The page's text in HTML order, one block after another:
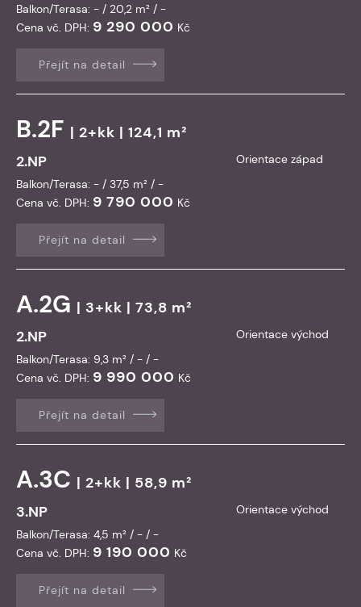
Balkon/Terasa: - / 20,2 m² / -
Cena vč. DPH: 9 290 000 Kč
Přejít na detail
B.2F | 2+kk | 124,1 m²
2.NP
Orientace západ
Balkon/Terasa: - / 37,5 m² / -
Cena vč. DPH: 9 790 000 Kč
Přejít na detail
A.2G | 3+kk | 73,8 m²
2.NP
Orientace východ
Balkon/Terasa: 9,3 m² / - / -
Cena vč. DPH: 9 990 000 Kč
Přejít na detail
A.3C | 2+kk | 58,9 m²
3.NP
Orientace východ
Balkon/Terasa: 4,5 m² / - / -
Cena vč. DPH: 9 190 000 Kč
Přejít na detail